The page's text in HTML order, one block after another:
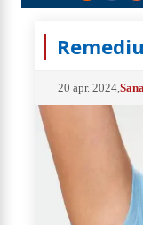
20 apr. 2024 ,